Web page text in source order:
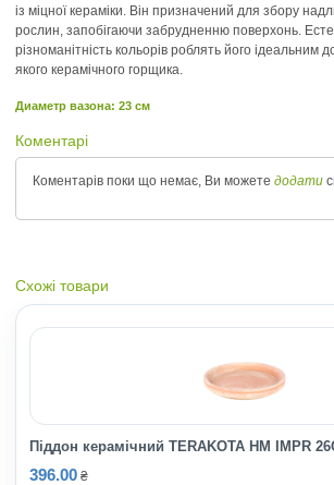
із міцної кераміки. Він призначений для збору
рослин, запобігаючи забрудненню поверхонь.
різноманітність кольорів роблять його ідеальним
якого керамічного горщика.
Диаметр вазона: 23 см
Коментарі
Коментарів поки що немає, Ви можете додати
Схожі товари
Піддон керамічний TERAKOTA HM IMPR
396.00 ₴